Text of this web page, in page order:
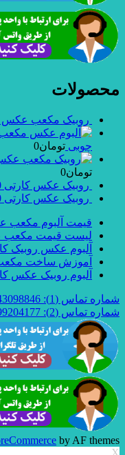
محصولات
روبیک مکعب عکس 15×15 چوبی مگا روبیک
چوبی تومان0
تومان0
روبیک عکس کارتی 20x20
روبیک عکس کارتی 30x30
قیمت آلبوم مکعب
لیست قیمت مکعب
آلبوم عکس روبیک
آموزش ساخت
آلبوم روبیک عکس
شماره تماس (1): 09143098846
شماره تماس (2): 09399204177
by AF themes.
X